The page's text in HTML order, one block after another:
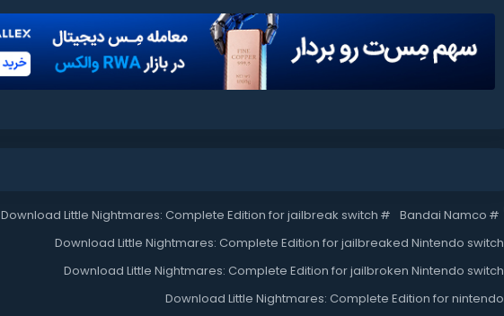
#
Bandai Namco
#
Download Little Nightmares: Complete Edition for jailbreak switch
Download Little Nightmares: Complete Edition for jailbreaked Nintendo switch
Download Little Nightmares: Complete Edition for jailbroken Nintendo switch
Download Little Nightmares: Complete Edition for nintendo